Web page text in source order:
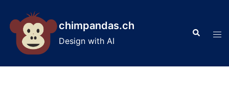
content
chimpandas.ch
Design with AI
Search